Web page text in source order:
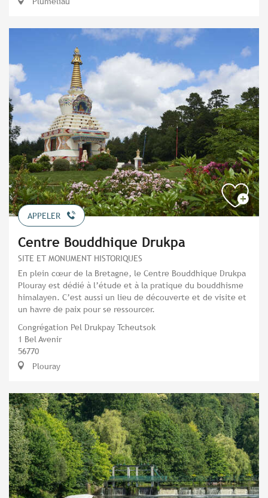
APPELER
Centre Bouddhique Drukpa
SITE ET MONUMENT HISTORIQUES
En plein cœur de la Bretagne, le Centre Bouddhique Drukpa
Plouray est dédié à l’étude et à la pratique du bouddhisme
himalayen. C’est aussi un lieu de découverte et de visite et
un havre de paix pour se ressourcer.
Congrégation Pel Drukpay Tcheutsok
1 Bel Avenir
56770
Plouray